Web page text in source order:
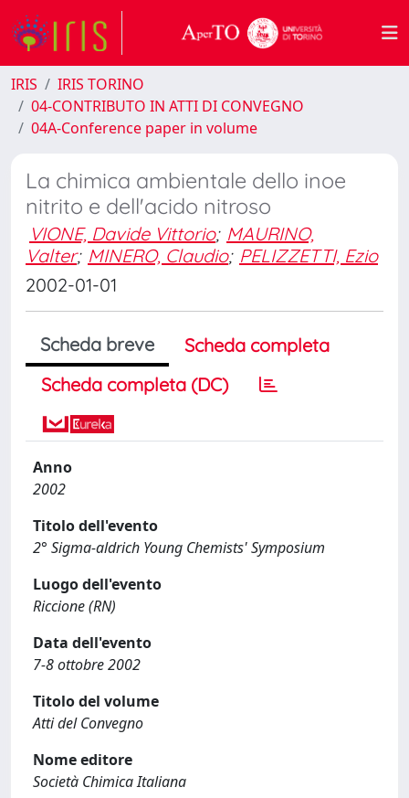
IRIS
IRIS TORINO
04-CONTRIBUTO IN ATTI DI CONVEGNO
04A-Conference paper in volume
La chimica ambientale dello inoe
nitrito e dell'acido nitroso
VIONE, Davide Vittorio; MAURINO,
Valter; MINERO, Claudio; PELIZZETTI, Ezio
2002-01-01
Scheda breve
Scheda completa
Scheda completa (DC)
Anno
2002
Titolo dell'evento
2° Sigma-aldrich Young Chemists' Symposium
Luogo dell'evento
Riccione (RN)
Data dell'evento
7-8 ottobre 2002
Titolo del volume
Atti del Convegno
Nome editore
Società Chimica Italiana